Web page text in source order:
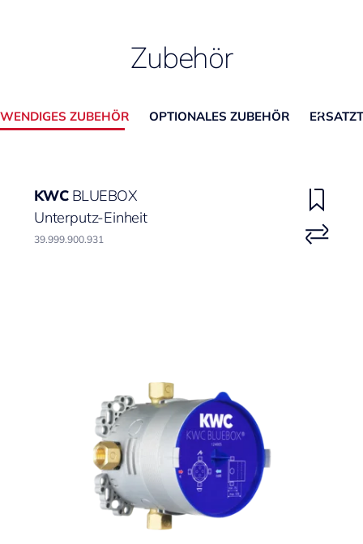
Zubehör
ZUBEHÖR OPTIONALES ZUBEHÖR
KWC BLUEBOX
Unterputz-Einheit
39.999.900.931